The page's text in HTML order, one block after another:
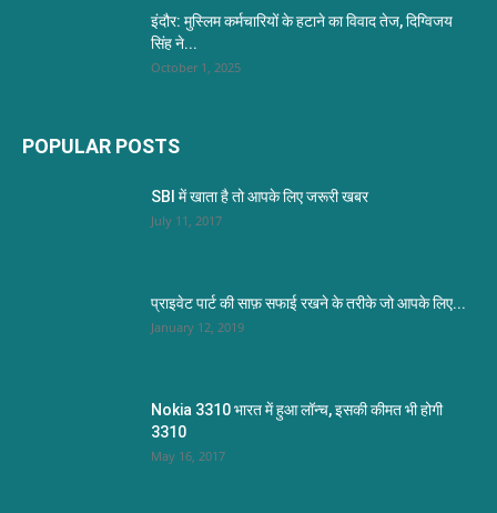
इंदौर: मुस्लिम कर्मचारियों के हटाने का विवाद तेज, दिग्विजय
सिंह ने...
October 1, 2025
POPULAR POSTS
SBI में खाता है तो आपके लिए जरूरी खबर
July 11, 2017
प्राइवेट पार्ट की साफ़ सफाई रखने के तरीके जो आपके लिए...
January 12, 2019
Nokia 3310 भारत में हुआ लॉन्च, इसकी कीमत भी होगी
3310
May 16, 2017